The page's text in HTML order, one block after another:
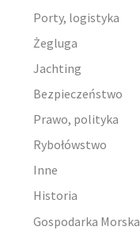
Porty, logistyka
Żegluga
Jachting
Bezpieczeństwo
Prawo, polityka
Rybołówstwo
Inne
Historia
Gospodarka Morska